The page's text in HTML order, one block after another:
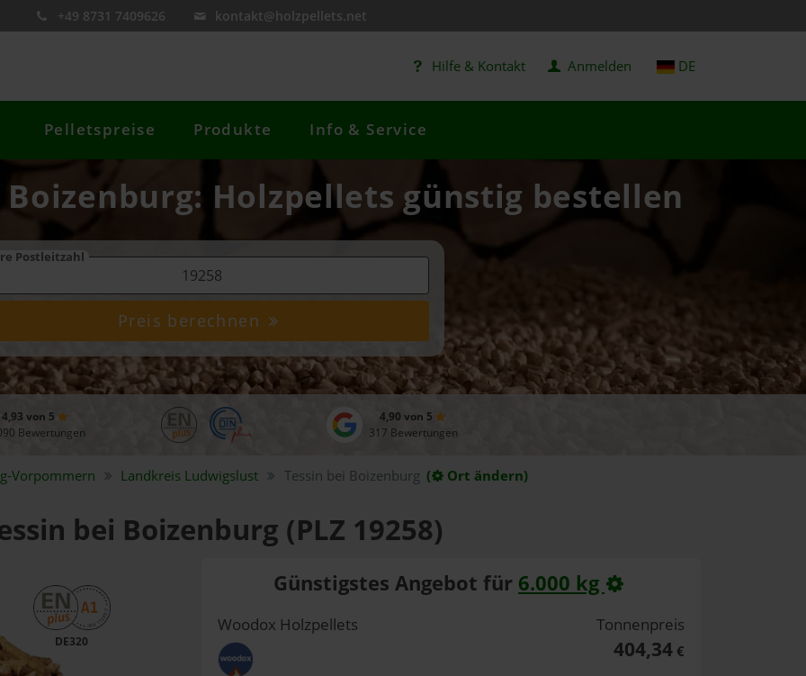
+49 8731 7409626 kontakt@holzpellets.net
Hilfe & Kontakt Anmelden DE
Pelletspreise Produkte Info & Service
Boizenburg: Holzpellets günstig bestellen
Postleitzahl
Preis berechnen
4,93 von 5
Bewertungen
4,90 von 5
317 Bewertungen
Vorpommern Landkreis Ludwigslust Tessin bei Boizenburg ( Ort ändern)
bei Boizenburg (PLZ 19258)
DE320
Günstigstes Angebot für 6.000 kg
Woodox Holzpellets Tonnenpreis
404,34€